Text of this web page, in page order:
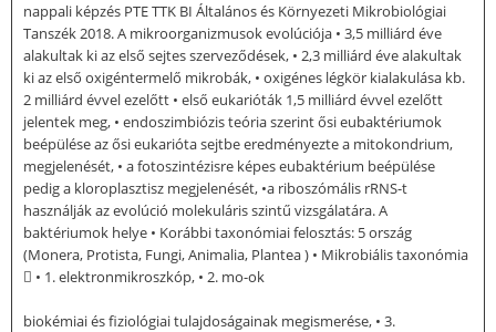
nappali képzés PTE TTK BI Általános és Környezeti Mikrobiológiai
Tanszék 2018. A mikroorganizmusok evolúciója • 3,5 milliárd éve
alakultak ki az első sejtes szerveződések, • 2,3 milliárd éve alakultak
ki az első oxigéntermelő mikrobák, • oxigénes légkör kialakulása kb.
2 milliárd évvel ezelőtt • első eukarióták 1,5 milliárd évvel ezelőtt
jelentek meg, • endoszimbiózis teória szerint ősi eubaktériumok
beépülése az ősi eukarióta sejtbe eredményezte a mitokondrium,
megjelenését, • a fotoszintézisre képes eubaktérium beépülése
pedig a kloroplasztisz megjelenését, •a riboszómális rRNS-t
használják az evolúció molekuláris szintű vizsgálatára. A
baktériumok helye • Korábbi taxonómiai felosztás: 5 ország
(Monera, Protista, Fungi, Animalia, Plantea ) • Mikrobiális taxonómia
 • 1. elektronmikroszkóp, • 2. mo-ok
biokémiai és fiziológiai tulajdoságainak megismerése, • 3.